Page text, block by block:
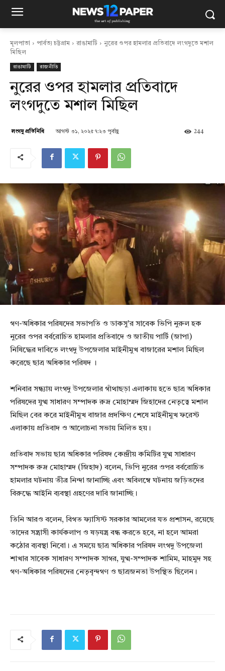
মূলপাতা পার্বত্য চট্টগ্রাম রাঙামাটি
নুরের ওপর হামলার প্রতিবাদে লংগদুতে মশাল
মিছিল
রাঙামাটি রাজনীতি
নুরের ওপর হামলার প্রতিবাদে
লংগদুতে মশাল মিছিল
লংগদু প্রতিনিধি আগস্ট ৩১, ২০২৫ ৭:২৩ পূর্বাহ্ণ 244
গণ-অধিকার পরিষদের সভাপতি ও ডাকসু’র সাবেক ভিপি নুরুল হক
নুরের ওপর বর্বরোচিত হামলার প্রতিবাদে ও জাতীয় পার্টি (জাপা)
নিষিদ্ধের দাবিতে লংগদু উপজেলার মাইনীমুখ বাজারের মশাল মিছিল
করেছে ছাত্র অধিকার পরিষদ ।
শনিবার সন্ধ্যায় লংগদু উপজেলার গাঁথাছড়া এলাকায় হতে ছাত্র অধিকার
পরিষদের যুগ্ম সাধারণ সম্পাদক রুদ্র মোহাম্মদ জিহাদের নেতৃত্বে মশাল
মিছিল বের করে মাইনীমুখ বাজার প্রদক্ষিণ শেষে মাইনীমুখ ফরেস্ট
এলাকায় প্রতিবাদ ও আলোচনা সভায় মিলিত হয়।
প্রতিবাদ সভায় ছাত্র অধিকার পরিষদ কেন্দ্রীয় কমিটির যুগ্ম সাধারণ
সম্পাদক রুদ্র মোহাম্মদ (জিহাদ) বলেন, ভিপি নুরের ওপর বর্বরোচিত
হামলার ঘটনায় তীব্র নিন্দা জানাচ্ছি এবং অবিলম্বে ঘটনায় জড়িতদের
বিরুদ্ধে আইনি ব্যবস্থা গ্রহণের দাবি জানাচ্ছি।
তিনি আরও বলেন, বিগত ফ্যাসিস্ট সরকার আমলের যত প্রশাসন, রয়েছে
তাদের সন্ত্রাসী কার্যকলাপ ও ষড়যন্ত্র বন্ধ করতে হবে, না হলে আমরা
কঠোর ব্যবস্থা নিবো। এ সময়ে ছাত্র অধিকার পরিষদ লংগদু উপজেলা
শাখার সাবেক সাধারণ সম্পাদক সাগর, যুগ্ম-সম্পাদক শামিম, মাহমুদ সহ
গণ-অধিকার পরিষদের নেতৃবৃন্দগণ ও ছাত্রজনতা উপস্থিত ছিলেন।